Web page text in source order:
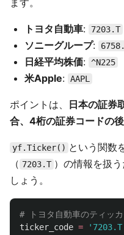
ます。
トヨタ自動車: 7203.T
ソニーグループ:
日経平均株価: ^N225
米Apple: AAPL
ポイントは、
日本の証券
合、4桁の証券コードの
yf.Ticker() という関数
（ 7203.T ）の情報を扱
しょう。
ticker_code = ' 7203.T